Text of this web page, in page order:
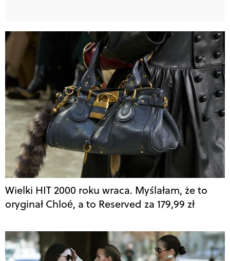
Wielki HIT 2000 roku wraca. Myślałam, że to
oryginał Chloé, a to Reserved za 179,99 zł